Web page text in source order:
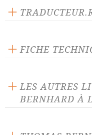
FICHE
144 pages
Prix : 16.00 €
Langue source :
LES AUTRES
BERNHARD À